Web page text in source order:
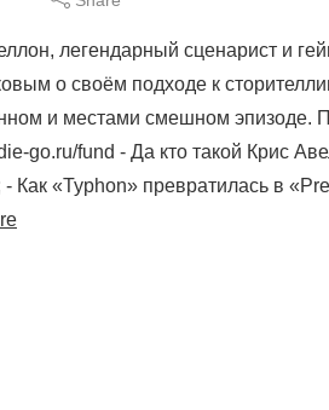
легендарный сценарист и
о своём подходе к
и местами смешном эпизоде.
go.ru/fund - Да кто такой Крис
- Как «Typhon» превратилась в